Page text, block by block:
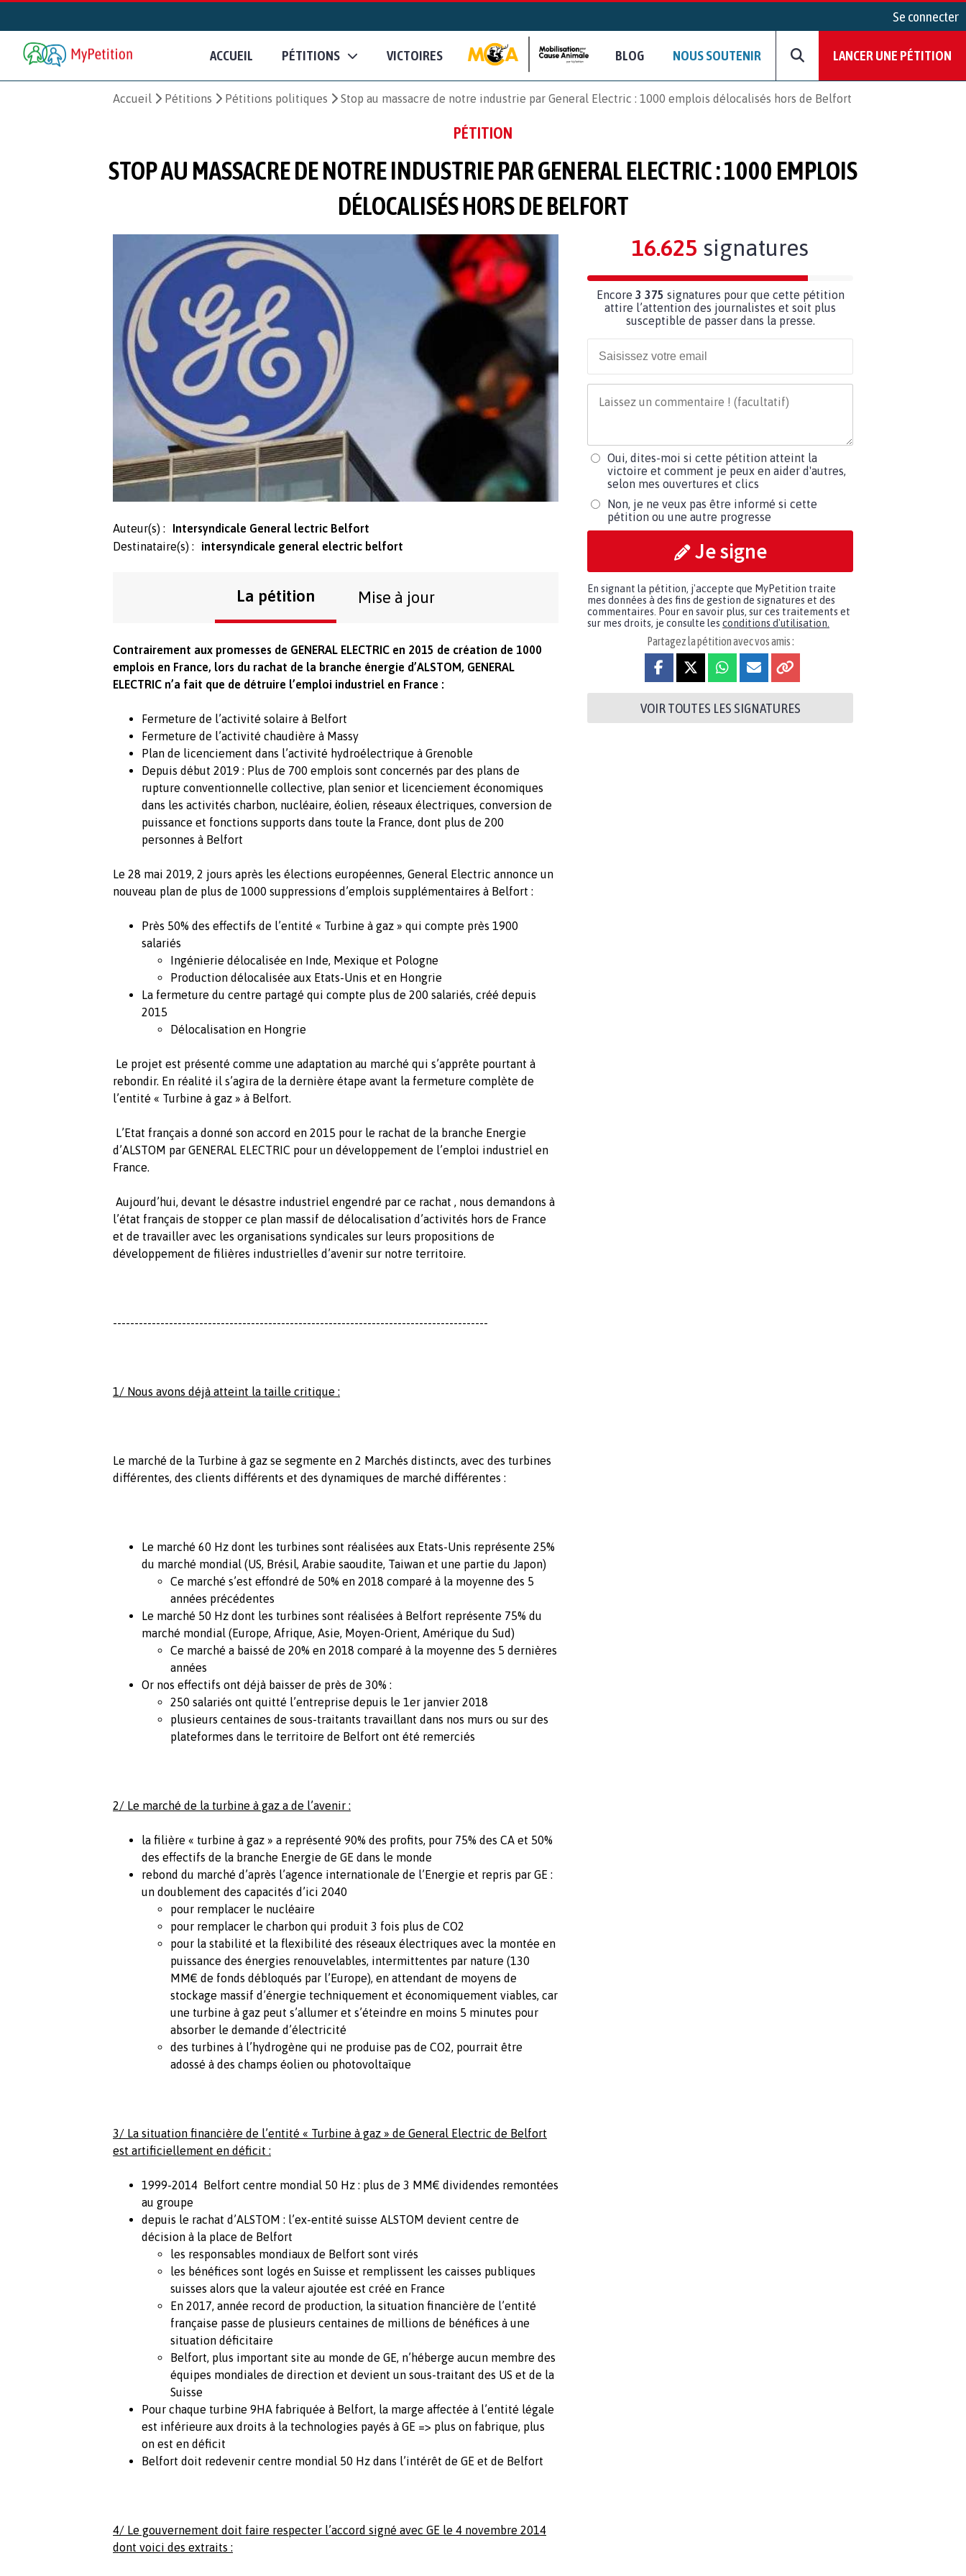
Se connecter
ACCUEIL PÉTITIONS VICTOIRES BLOG NOUS SOUTENIR LANCER UNE PÉTITION
Accueil Pétitions Pétitions politiques Stop au massacre de notre industrie par General Electric : 1000 emplois délocalisés hors de Belfort
PÉTITION
STOP AU MASSACRE DE NOTRE INDUSTRIE PAR GENERAL ELECTRIC : 1000 EMPLOIS
DÉLOCALISÉS HORS DE BELFORT
Auteur(s) :
Intersyndicale General lectric Belfort
Destinataire(s) :
intersyndicale general electric belfort
La pétition Mise à jour
Contrairement aux promesses de GENERAL ELECTRIC en 2015 de création de 1000
emplois en France, lors du rachat de la branche énergie d’ALSTOM, GENERAL
ELECTRIC n’a fait que de détruire l’emploi industriel en France :
Fermeture de l’activité solaire à Belfort
Fermeture de l’activité chaudière à Massy
Plan de licenciement dans l’activité hydroélectrique à Grenoble
Depuis début 2019 : Plus de 700 emplois sont concernés par des plans de
rupture conventionnelle collective, plan senior et licenciement économiques
dans les activités charbon, nucléaire, éolien, réseaux électriques, conversion de
puissance et fonctions supports dans toute la France, dont plus de 200
personnes à Belfort
Le 28 mai 2019, 2 jours après les élections européennes, General Electric annonce un
nouveau plan de plus de 1000 suppressions d’emplois supplémentaires à Belfort :
Près 50% des effectifs de l’entité « Turbine à gaz » qui compte près 1900
salariés
Ingénierie délocalisée en Inde, Mexique et Pologne
Production délocalisée aux Etats-Unis et en Hongrie
La fermeture du centre partagé qui compte plus de 200 salariés, créé depuis
2015
Délocalisation en Hongrie
Le projet est présenté comme une adaptation au marché qui s’apprête pourtant à
rebondir. En réalité il s’agira de la dernière étape avant la fermeture complète de
l’entité « Turbine à gaz » à Belfort.
L’Etat français a donné son accord en 2015 pour le rachat de la branche Energie
d’ALSTOM par GENERAL ELECTRIC pour un développement de l’emploi industriel en
France.
Aujourd’hui, devant le désastre industriel engendré par ce rachat , nous demandons à
l’état français de stopper ce plan massif de délocalisation d’activités hors de France
et de travailler avec les organisations syndicales sur leurs propositions de
développement de filières industrielles d’avenir sur notre territoire.
---------------------------------------------------------------------------------------
1/ Nous avons déjà atteint la taille critique :
Le marché de la Turbine à gaz se segmente en 2 Marchés distincts, avec des turbines
différentes, des clients différents et des dynamiques de marché différentes :
Le marché 60 Hz dont les turbines sont réalisées aux Etats-Unis représente 25%
du marché mondial (US, Brésil, Arabie saoudite, Taiwan et une partie du Japon)
Ce marché s’est effondré de 50% en 2018 comparé à la moyenne des 5
années précédentes
Le marché 50 Hz dont les turbines sont réalisées à Belfort représente 75% du
marché mondial (Europe, Afrique, Asie, Moyen-Orient, Amérique du Sud)
Ce marché a baissé de 20% en 2018 comparé à la moyenne des 5 dernières
années
Or nos effectifs ont déjà baisser de près de 30% :
250 salariés ont quitté l’entreprise depuis le 1er janvier 2018
plusieurs centaines de sous-traitants travaillant dans nos murs ou sur des
plateformes dans le territoire de Belfort ont été remerciés
2/ Le marché de la turbine à gaz a de l’avenir :
la filière « turbine à gaz » a représenté 90% des profits, pour 75% des CA et 50%
des effectifs de la branche Energie de GE dans le monde
rebond du marché d’après l’agence internationale de l’Energie et repris par GE :
un doublement des capacités d’ici 2040
pour remplacer le nucléaire
pour remplacer le charbon qui produit 3 fois plus de CO2
pour la stabilité et la flexibilité des réseaux électriques avec la montée en
puissance des énergies renouvelables, intermittentes par nature (130
MM€ de fonds débloqués par l’Europe), en attendant de moyens de
stockage massif d’énergie techniquement et économiquement viables, car
une turbine à gaz peut s’allumer et s’éteindre en moins 5 minutes pour
absorber le demande d’électricité
des turbines à l’hydrogène qui ne produise pas de CO2, pourrait être
adossé à des champs éolien ou photovoltaïque
3/ La situation financière de l’entité « Turbine à gaz » de General Electric de Belfort
est artificiellement en déficit :
1999-2014 Belfort centre mondial 50 Hz : plus de 3 MM€ dividendes remontées
au groupe
depuis le rachat d’ALSTOM : l’ex-entité suisse ALSTOM devient centre de
décision à la place de Belfort
les responsables mondiaux de Belfort sont virés
les bénéfices sont logés en Suisse et remplissent les caisses publiques
suisses alors que la valeur ajoutée est créé en France
En 2017, année record de production, la situation financière de l’entité
française passe de plusieurs centaines de millions de bénéfices à une
situation déficitaire
Belfort, plus important site au monde de GE, n’héberge aucun membre des
équipes mondiales de direction et devient un sous-traitant des US et de la
Suisse
Pour chaque turbine 9HA fabriquée à Belfort, la marge affectée à l’entité légale
est inférieure aux droits à la technologies payés à GE => plus on fabrique, plus
on est en déficit
Belfort doit redevenir centre mondial 50 Hz dans l’intérêt de GE et de Belfort
4/ Le gouvernement doit faire respecter l’accord signé avec GE le 4 novembre 2014
dont voici des extraits :
16.625 signatures
Encore 3 375 signatures pour que cette pétition
attire l’attention des journalistes et soit plus
susceptible de passer dans la presse.
Oui, dites-moi si cette pétition atteint la
victoire et comment je peux en aider d'autres,
selon mes ouvertures et clics
Non, je ne veux pas être informé si cette
pétition ou une autre progresse
Je signe
En signant la pétition, j'accepte que MyPetition traite
mes données à des fins de gestion de signatures et des
commentaires. Pour en savoir plus, sur ces traitements et
sur mes droits, je consulte les conditions d'utilisation.
Partagez la pétition avec vos amis :
VOIR TOUTES LES SIGNATURES